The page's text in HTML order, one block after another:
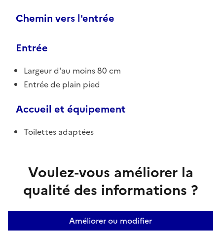
Chemin vers l'entrée
Entrée
Largeur d'au moins 80 cm
Entrée de plain pied
Accueil et équipement
Toilettes adaptées
Voulez-vous améliorer la
qualité des informations ?
Améliorer ou modifier